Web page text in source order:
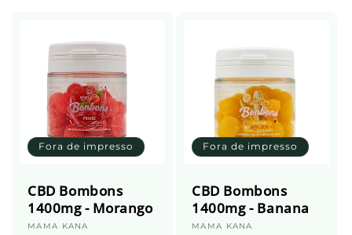
Fora de impresso
CBD Bombons
1400mg - Morango
Fornecedor:
MAMA KANA
Fora de impresso
CBD Bombons
1400mg - Banana
Fornecedor:
MAMA KANA